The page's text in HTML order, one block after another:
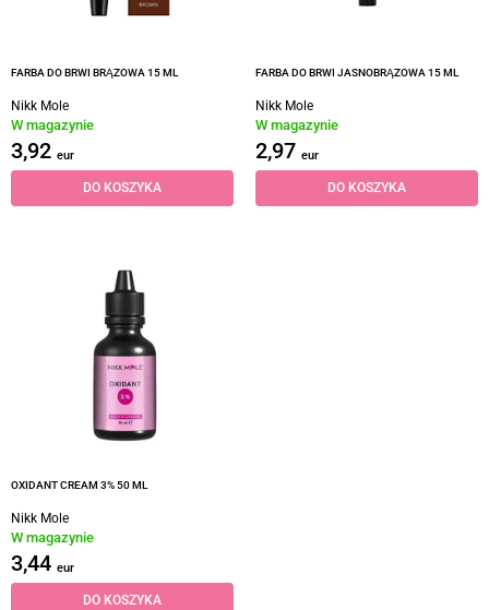
FARBA DO BRWI BRĄZOWA 15 ML
Nikk Mole
W magazynie
3,92 eur
DO KOSZYKA
FARBA DO BRWI JASNOBRĄZOWA 15 ML
Nikk Mole
W magazynie
2,97 eur
DO KOSZYKA
OXIDANT CREAM 3% 50 ML
Nikk Mole
W magazynie
3,44 eur
DO KOSZYKA